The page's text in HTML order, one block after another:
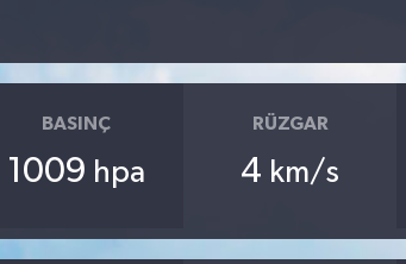
BASINÇ
1009 hpa
RÜZGAR
4 km/s